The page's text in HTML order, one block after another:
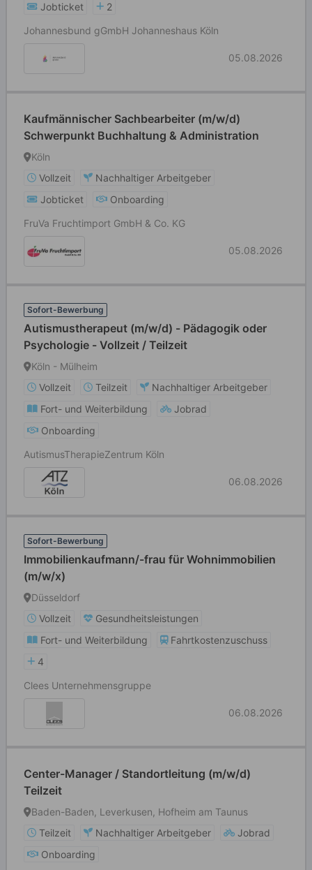
Jobticket
2
Johannesbund gGmbH Johanneshaus Köln
05.08.2026
Kaufmännischer Sachbearbeiter (m/w/d)
Schwerpunkt Buchhaltung & Administration
Köln
Vollzeit
Nachhaltiger Arbeitgeber
Jobticket
Onboarding
FruVa Fruchtimport GmbH & Co. KG
05.08.2026
Sofort-Bewerbung
Autismustherapeut (m/w/d) - Pädagogik oder
Psychologie - Vollzeit / Teilzeit
Köln - Mülheim
Vollzeit
Teilzeit
Nachhaltiger Arbeitgeber
Fort- und Weiterbildung
Jobrad
Onboarding
Autismus­Therapie­Zentrum Köln
06.08.2026
Sofort-Bewerbung
Immobilienkaufmann/-frau für Wohnimmobilien
(m/w/x)
Düsseldorf
Vollzeit
Gesundheitsleistungen
Fort- und Weiterbildung
Fahrtkostenzuschuss
4
Clees Unternehmensgruppe
06.08.2026
Center-Manager / Standortleitung (m/w/d)
Teilzeit
Baden-Baden, Leverkusen, Hofheim am Taunus
Teilzeit
Nachhaltiger Arbeitgeber
Jobrad
Onboarding